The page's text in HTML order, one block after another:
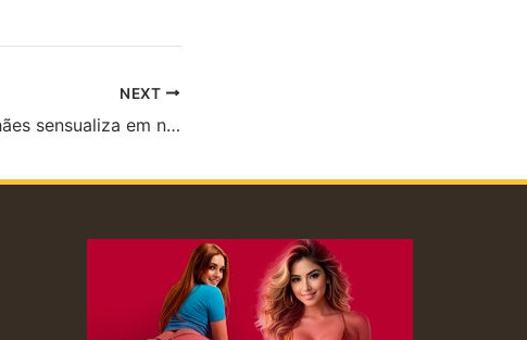
NEXT
Mallu Magalhães sensualiza em novo clipe